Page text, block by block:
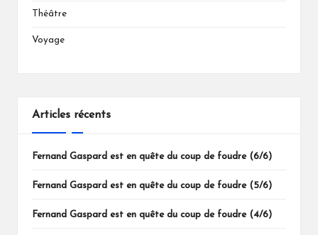
Théâtre
Voyage
Articles récents
Fernand Gaspard est en quête du coup de foudre (6/6)
Fernand Gaspard est en quête du coup de foudre (5/6)
Fernand Gaspard est en quête du coup de foudre (4/6)